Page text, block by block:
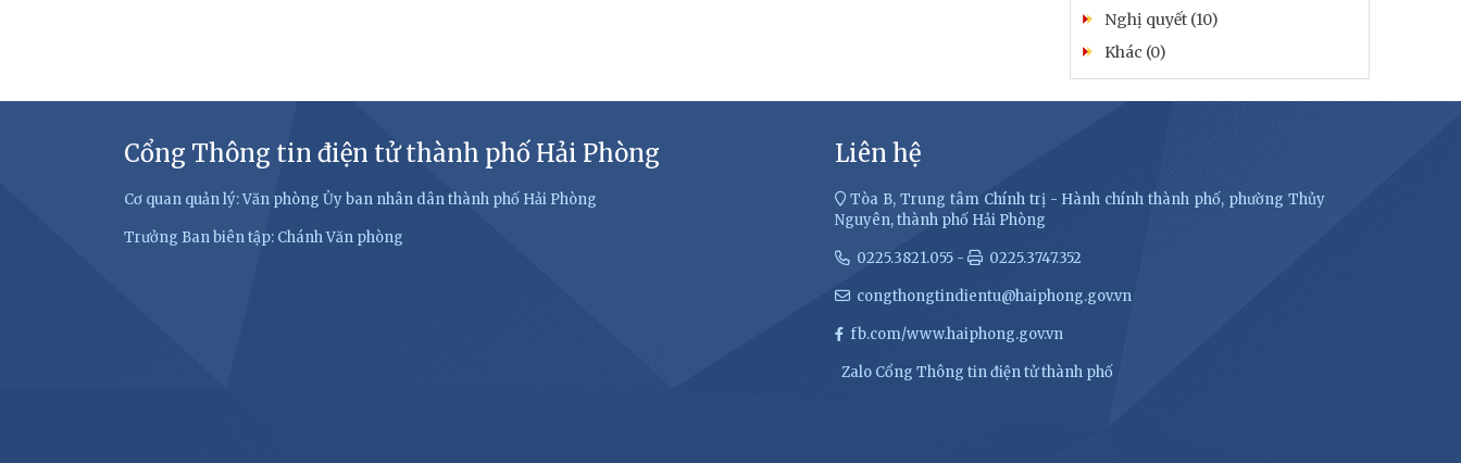
Nghị quyết (10)
Khác (0)
Cổng Thông tin điện tử thành phố Hải Phòng
Cơ quan quản lý: Văn phòng Ủy ban nhân dân thành phố Hải Phòng
Trưởng Ban biên tập: Chánh Văn phòng
Liên hệ
Tòa B, Trung tâm Chính trị - Hành chính thành phố, phường Thủy
Nguyên, thành phố Hải Phòng
0225.3821.055 - 0225.3747.352
congthongtindientu@haiphong.gov.vn
fb.com/www.haiphong.gov.vn
Zalo Cổng Thông tin điện tử thành phố